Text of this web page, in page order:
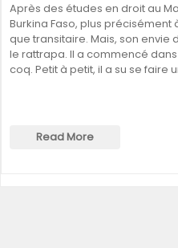
Après des études en droit au
Burkina Faso, plus précisément
que transitaire. Mais, son envie
le rattrapa. Il a commencé
coq. Petit à petit, il a su se faire
Read More